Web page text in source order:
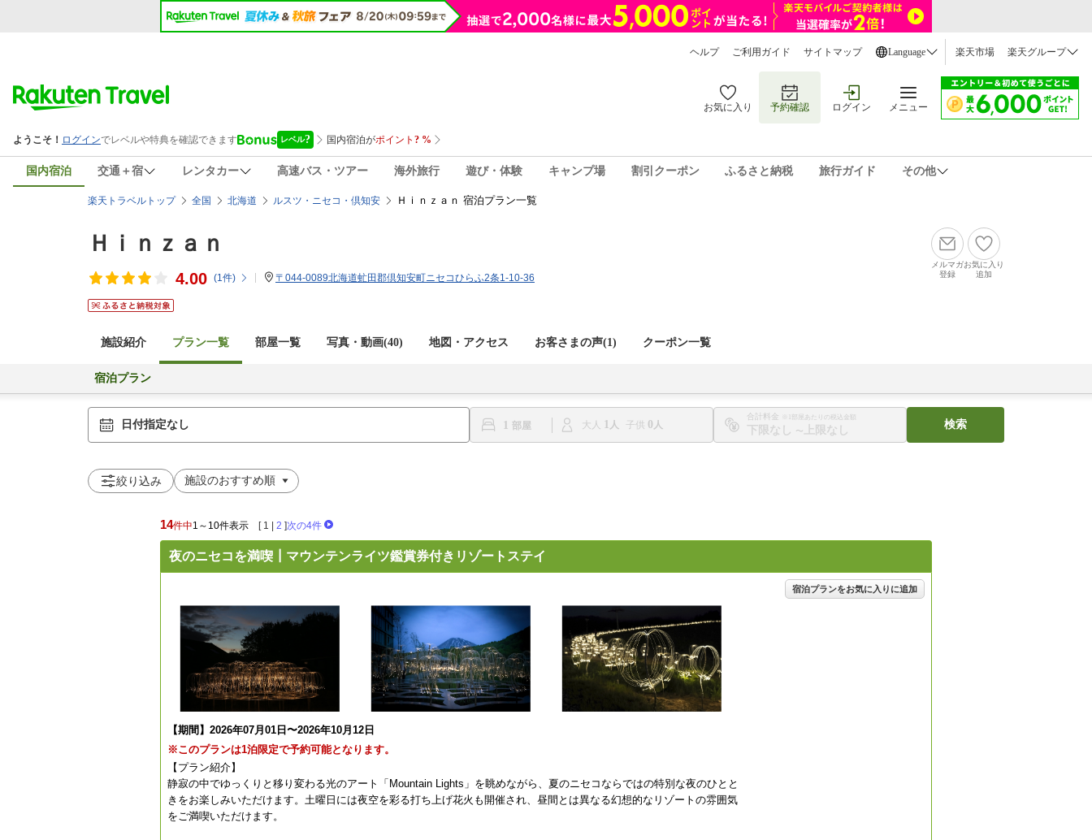
ヘルプ ご利用ガイド サイトマップ Language 楽天市場 楽天グループ
お気に入り 予約確認 ログイン メニュー
国内宿泊 交通＋宿 レンタカー 高速バス・ツアー 海外旅行 遊び・体験 キャンプ場 割引クーポン ふるさと納税 旅行ガイド その他
楽天トラベルトップ 全国 北海道 ルスツ・ニセコ・倶知安 Ｈｉｎｚａｎ 宿泊プラン一覧
Ｈｉｎｚａｎ
4.00 (1件) 〒044-0089北海道虻田郡倶知安町ニセコひらふ2条1-10-36
メルマガ
登録
お気に入り
追加
施設紹介 プラン一覧 部屋一覧 写真・動画(40) 地図・アクセス お客さまの声(1) クーポン一覧
宿泊プラン
日付指定なし 1 大人 1 子供 0
合計料金 ※1部屋あたりの税込金額
〜
検索
絞り込み
14件中1～10件表示 [ 1 2 ]次の4件
夜のニセコを満喫┃マウンテンライツ鑑賞券付きリゾートステイ
宿泊プランをお気に入りに追加
【期間】2026年07月01日〜2026年10月12日
※このプランは1泊限定で予約可能となります。
【プラン紹介】
静寂の中でゆっくりと移り変わる光のアート「Mountain Lights」を眺めながら、夏のニセコならではの特別な夜のひとと
きをお楽しみいただけます。土曜日には夜空を彩る打ち上げ花火も開催され、昼間とは異なる幻想的なリゾートの雰囲気
をご満喫いただけます。